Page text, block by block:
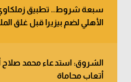
سبعة شروط.. تطبيق
الأهلي لضم بيزيرا قبل غلق
أتعاب محاماة